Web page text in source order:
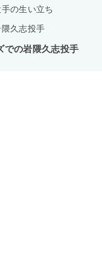
の生い立ち
久志投手
での岩隈久志投手